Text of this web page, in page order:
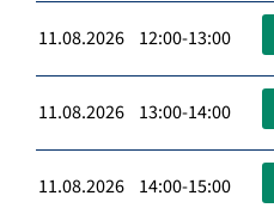
11.08.2026 12:00-13:00
11.08.2026 13:00-14:00
11.08.2026 14:00-15:00